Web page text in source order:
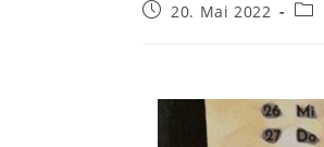
20. Mai 2022